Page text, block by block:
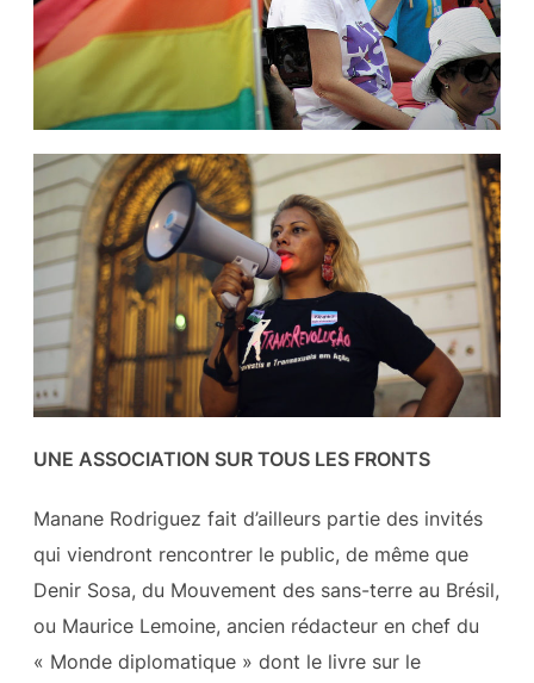
UNE ASSOCIATION SUR TOUS LES FRONTS
Manane Rodriguez fait d’ailleurs partie des invités
qui viendront rencontrer le public, de même que
Denir Sosa, du Mouvement des sans-terre au Brésil,
ou Maurice Lemoine, ancien rédacteur en chef du
« Monde diplomatique » dont le livre sur le